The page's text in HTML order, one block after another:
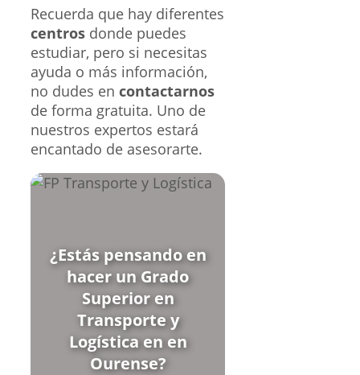
Recuerda que hay diferentes
centros donde puedes
estudiar, pero si necesitas
ayuda o más información,
no dudes en contactarnos
de forma gratuita. Uno de
nuestros expertos estará
encantado de asesorarte.
¿Estás pensando en
hacer un Grado
Superior en
Transporte y
Logística en en
Ourense?